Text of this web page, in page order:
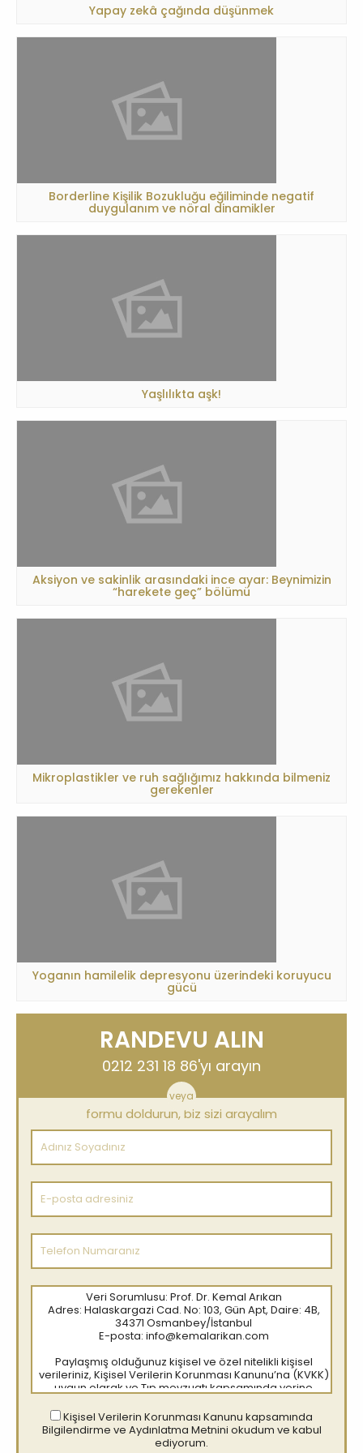
Yapay zekâ çağında düşünmek
Borderline Kişilik Bozukluğu eğiliminde negatif
duygulanım ve nöral dinamikler
Yaşlılıkta aşk!
Aksiyon ve sakinlik arasındaki ince ayar: Beynimizin
“harekete geç” bölümü
Mikroplastikler ve ruh sağlığımız hakkında bilmeniz
gerekenler
Yoganın hamilelik depresyonu üzerindeki koruyucu
gücü
RANDEVU ALIN
0212 231 18 86'yı arayın
veya
formu doldurun, biz sizi arayalım
Adınız
Soyadınız
E-
posta
adresiniz
Telefon
Numaranız
Veri Sorumlusu: Prof. Dr. Kemal Arıkan
Adres: Halaskargazi Cad. No: 103, Gün Apt, Daire: 4B,
34371 Osmanbey/İstanbul
E-posta: info@kemalarikan.com
Paylaşmış olduğunuz kişisel ve özel nitelikli kişisel
verileriniz, Kişisel Verilerin Korunması Kanunu’na (KVKK)
uygun olarak ve Tıp mevzuatı kapsamında yerine
bağlantılı, sınırlı ve ölçülü olarak işlenmektedir.
Danışanlarımız için hazırlanan Danışan KVKK aydınlatma
Metnini ayrıca okuyunuz.
Kişisel Verilerin Korunması Kanunu kapsamında
Bilgilendirme ve Aydınlatma Metnini okudum ve kabul
ediyorum.